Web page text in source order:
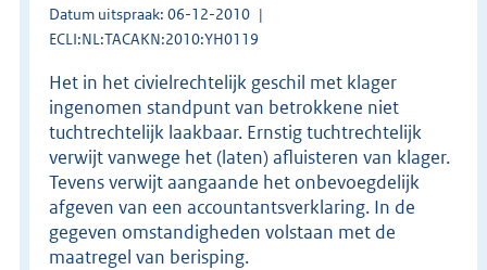
Datum uitspraak: 06-12-2010
ECLI:NL:TACAKN:2010:YH0119
Het in het civielrechtelijk geschil met klager
ingenomen standpunt van betrokkene niet
tuchtrechtelijk laakbaar. Ernstig tuchtrechtelijk
verwijt vanwege het (laten) afluisteren van klager.
Tevens verwijt aangaande het onbevoegdelijk
afgeven van een accountantsverklaring. In de
gegeven omstandigheden volstaan met de
maatregel van berisping.